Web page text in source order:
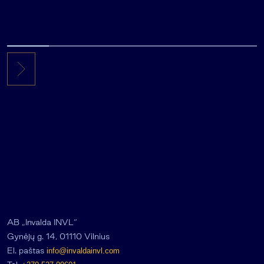
AB „Invalda INVL“
Gynėjų g. 14, 01110 Vilnius
El. paštas info@invaldainvl.com